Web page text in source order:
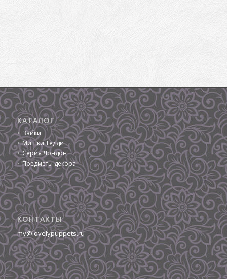
КАТАЛОГ
Зайки
Мишки Тедди
Серия Лондон
Предметы декора
КОНТАКТЫ
my@lovelypuppets.ru